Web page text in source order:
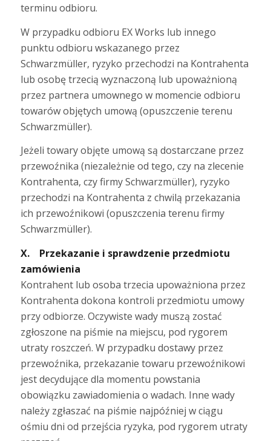
terminu odbioru.
W przypadku odbioru EX Works lub innego
punktu odbioru wskazanego przez
Schwarzmüller, ryzyko przechodzi na Kontrahenta
lub osobę trzecią wyznaczoną lub upoważnioną
przez partnera umownego w momencie odbioru
towarów objętych umową (opuszczenie terenu
Schwarzmüller).
Jeżeli towary objęte umową są dostarczane przez
przewoźnika (niezależnie od tego, czy na zlecenie
Kontrahenta, czy firmy Schwarzmüller), ryzyko
przechodzi na Kontrahenta z chwilą przekazania
ich przewoźnikowi (opuszczenia terenu firmy
Schwarzmüller).
X. Przekazanie i sprawdzenie przedmiotu
zamówienia
Kontrahent lub osoba trzecia upoważniona przez
Kontrahenta dokona kontroli przedmiotu umowy
przy odbiorze. Oczywiste wady muszą zostać
zgłoszone na piśmie na miejscu, pod rygorem
utraty roszczeń. W przypadku dostawy przez
przewoźnika, przekazanie towaru przewoźnikowi
jest decydujące dla momentu powstania
obowiązku zawiadomienia o wadach. Inne wady
należy zgłaszać na piśmie najpóźniej w ciągu
ośmiu dni od przejścia ryzyka, pod rygorem utraty